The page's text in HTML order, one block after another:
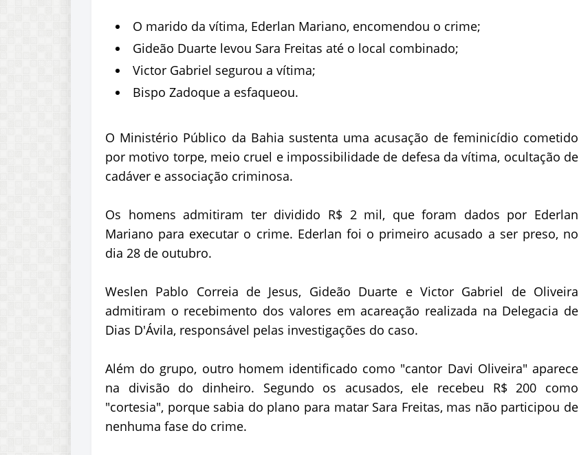
O marido da vítima, Ederlan Mariano, encomendou o crime;
Gideão Duarte levou Sara Freitas até o local combinado;
Victor Gabriel segurou a vítima;
Bispo Zadoque a esfaqueou.
O Ministério Público da Bahia sustenta uma acusação de feminicídio cometido
por motivo torpe, meio cruel e impossibilidade de defesa da vítima, ocultação de
cadáver e associação criminosa.
Os homens admitiram ter dividido R$ 2 mil, que foram dados por Ederlan
Mariano para executar o crime. Ederlan foi o primeiro acusado a ser preso, no
dia 28 de outubro.
Weslen Pablo Correia de Jesus, Gideão Duarte e Victor Gabriel de Oliveira
admitiram o recebimento dos valores em acareação realizada na Delegacia de
Dias D'Ávila, responsável pelas investigações do caso.
Além do grupo, outro homem identificado como "cantor Davi Oliveira" aparece
na divisão do dinheiro. Segundo os acusados, ele recebeu R$ 200 como
"cortesia", porque sabia do plano para matar Sara Freitas, mas não participou de
nenhuma fase do crime.